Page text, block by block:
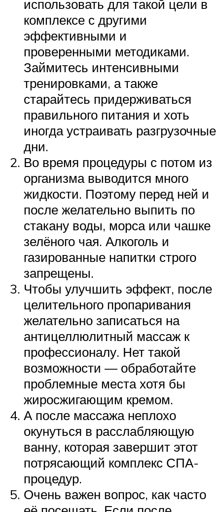
использовать для такой цели в
комплексе с другими
эффективными и
проверенными методиками.
Займитесь интенсивными
тренировками, а также
старайтесь придерживаться
правильного питания и хоть
иногда устраивать разгрузочные
дни.
Во время процедуры с потом из
организма выводится много
жидкости. Поэтому перед ней и
после желательно выпить по
стакану воды, морса или чашке
зелёного чая. Алкоголь и
газированные напитки строго
запрещены.
Чтобы улучшить эффект, после
целительного пропаривания
желательно записаться на
антицеллюлитный массаж к
профессионалу. Нет такой
возможности — обработайте
проблемные места хотя бы
жиросжигающим кремом.
А после массажа неплохо
окунуться в расслабляющую
ванну, которая завершит этот
потрясающий комплекс СПА-
процедур.
Очень важен вопрос, как часто